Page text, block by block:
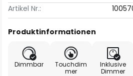
Artikel Nr.:
Produktinformationen
Dimmbar
Touchdim
mer
Inklusive
Dimmer